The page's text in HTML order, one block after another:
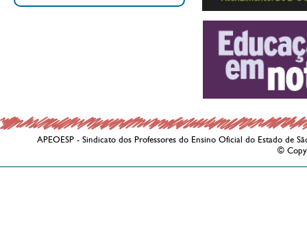
APEOESP - Sindicato dos Professores do Ensino Oficial do Estado de
©